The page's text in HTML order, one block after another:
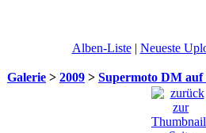
Alben-Liste| Neueste
Galerie > 2009 > Supermoto DM